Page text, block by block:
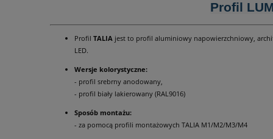
Profil
Profil TALIA jest to profil aluminiowy napowierzchniowy,
LED.
Wersje kolorystyczne:
- profil srebrny anodowany,
- profil biały lakierowany (RAL9016)
Sposób montażu:
- za pomocą profili montażowych TALIA M1/M2/M3/M4